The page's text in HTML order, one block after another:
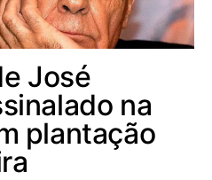
José
na
plantação